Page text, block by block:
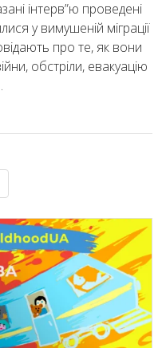
інтерв”ю проведені
у вимушеній міграції
про те, як вони
обстріли, евакуацію